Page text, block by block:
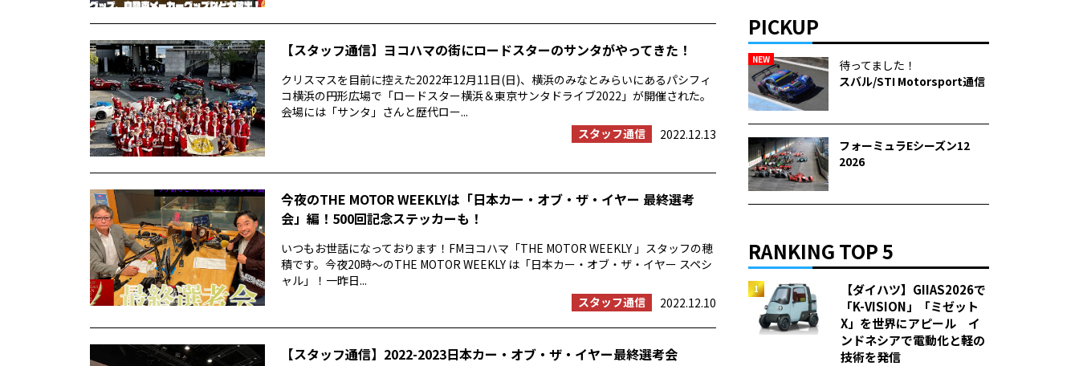
【スタッフ通信】ヨコハマの街にロードスターのサンタがやってきた！
クリスマスを目前に控えた2022年12月11日(日)、横浜のみなとみらいにあるパシフィ
コ横浜の円形広場で「ロードスター横浜＆東京サンタドライブ2022」が開催された。
会場には「サンタ」さんと歴代ロー...
スタッフ通信
2022.12.13
今夜のTHE MOTOR WEEKLYは「日本カー・オブ・ザ・イヤー 最終選考
会」編！500回記念ステッカーも！
いつもお世話になっております！FMヨコハマ「THE MOTOR WEEKLY 」スタッフの穂
積です。今夜20時〜のTHE MOTOR WEEKLY は「日本カー・オブ・ザ・イヤー スペシ
ャル」！一昨日...
スタッフ通信
2022.12.10
【スタッフ通信】2022-2023日本カー・オブ・ザ・イヤー最終選考会
PICKUP
NEW
待ってました！
スバル/STI Motorsport通信
フォーミュラEシーズン12
2026
RANKING TOP 5
【ダイハツ】GIIAS2026で
「K-VISION」「ミゼット
X」を世界にアピール イ
ンドネシアで電動化と軽の
技術を発信